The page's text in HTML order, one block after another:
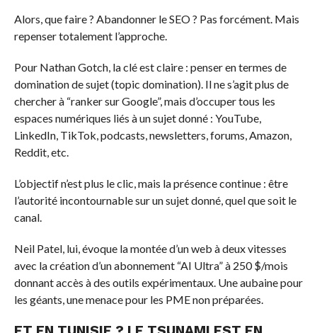
Alors, que faire ? Abandonner le SEO ? Pas forcément. Mais
repenser totalement l’approche.
Pour Nathan Gotch, la clé est claire : penser en termes de
domination de sujet (topic domination). Il ne s’agit plus de
chercher à “ranker sur Google”, mais d’occuper tous les
espaces numériques liés à un sujet donné : YouTube,
LinkedIn, TikTok, podcasts, newsletters, forums, Amazon,
Reddit, etc.
L’objectif n’est plus le clic, mais la présence continue : être
l’autorité incontournable sur un sujet donné, quel que soit le
canal.
Neil Patel, lui, évoque la montée d’un web à deux vitesses
avec la création d’un abonnement “AI Ultra” à 250 $/mois
donnant accès à des outils expérimentaux. Une aubaine pour
les géants, une menace pour les PME non préparées.